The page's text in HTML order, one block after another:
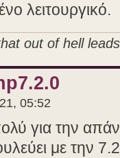
λειτουργικό.
out of hell
05:52
για την
με την